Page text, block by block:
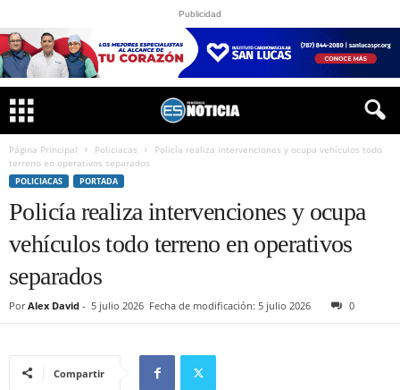
Publicidad
Página Principal Policiacas
Policía realiza intervenciones y ocupa vehículos todo
terreno en operativos separados
POLICIACAS PORTADA
Policía realiza intervenciones y ocupa
vehículos todo terreno en operativos
separados
Por Alex David - 5 julio 2026 Fecha de modificación: 5 julio 2026 0
Compartir